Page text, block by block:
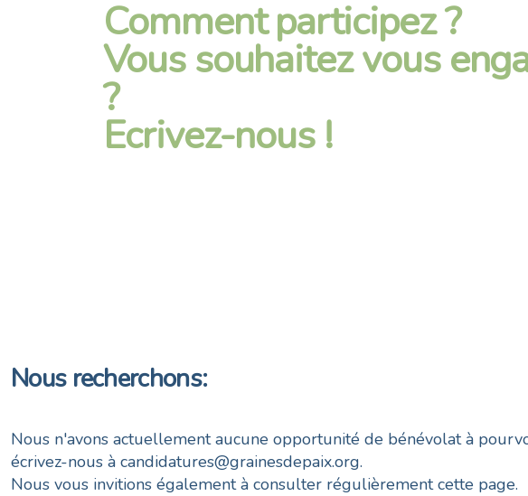
Comment participez ?
Vous souhaitez vous
?
Ecrivez-nous !
Nous recherchons:
Nous n'avons actuellement aucune opportunité de bénévolat à
écrivez-nous à candidatures@grainesdepaix.org.
Nous vous invitions également à consulter régulièrement cette page.